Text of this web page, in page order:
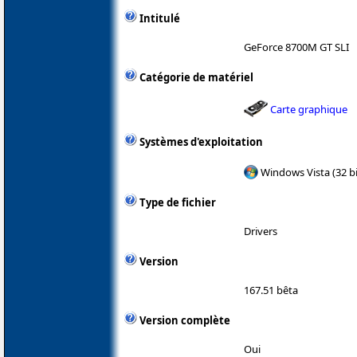
Intitulé
GeForce 8700M GT SLI
Catégorie de matériel
Carte graphique
Systèmes d'exploitation
Windows Vista (32
Type de fichier
Drivers
Version
167.51 bêta
Version complète
Oui